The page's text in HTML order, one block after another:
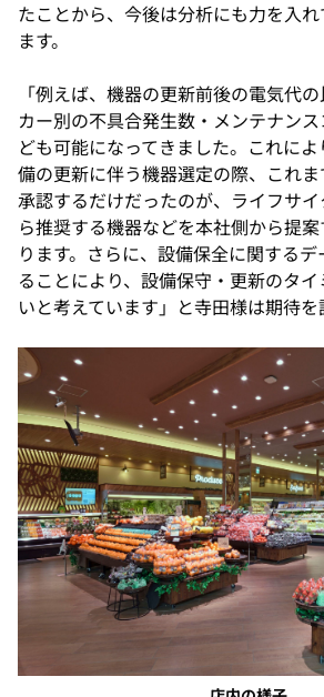
たことから、今後は分析にも力を入
ます。
「例えば、機器の更新前後の電気代
カー別の不具合発生数・メンテナン
ども可能になってきました。これに
備の更新に伴う機器選定の際、これ
承認するだけだったのが、ライフサ
ら推奨する機器などを本社側から提
ります。さらに、設備保全に関する
ることにより、設備保守・更新のタ
いと考えています」と寺田様は期待を